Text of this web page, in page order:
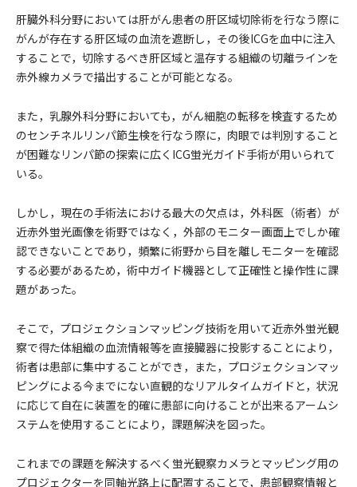
肝臓外科分野においては肝がん患者の肝区域切除術を行なう際に
がんが存在する肝区域の血流を遮断し，その後ICGを血中に注入
することで，切除するべき肝区域と温存する組織の切離ラインを
赤外線カメラで描出することが可能となる。
また，乳腺外科分野においても，がん細胞の転移を検査するため
のセンチネルリンパ節生検を行なう際に，肉眼では判別すること
が困難なリンパ節の探索に広くICG蛍光ガイド手術が用いられて
いる。
しかし，現在の手術法における最大の欠点は，外科医（術者）が
近赤外蛍光画像を術野ではなく，外部のモニター画面上でしか確
認できないことであり，頻繁に術野から目を離しモニターを確認
する必要があるため，術中ガイド機器として正確性と操作性に課
題があった。
そこで，プロジェクションマッピング技術を用いて近赤外蛍光観
察で得た体組織の血流情報等を直接臓器に投影することにより，
術者は患部に集中することができ，また，プロジェクションマッ
ピングによる今までにない直観的なリアルタイムガイドと，状況
に応じて自在に装置を的確に患部に向けることが出来るアームシ
ステムを使用することにより，課題解決を図った。
これまでの課題を解決するべく蛍光観察カメラとマッピング用の
プロジェクターを同軸光路上に配置することで，患部観察情報と